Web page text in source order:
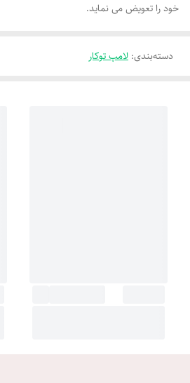
خود را تعویض می نماید.
دسته‌بندی: لامپ توکار